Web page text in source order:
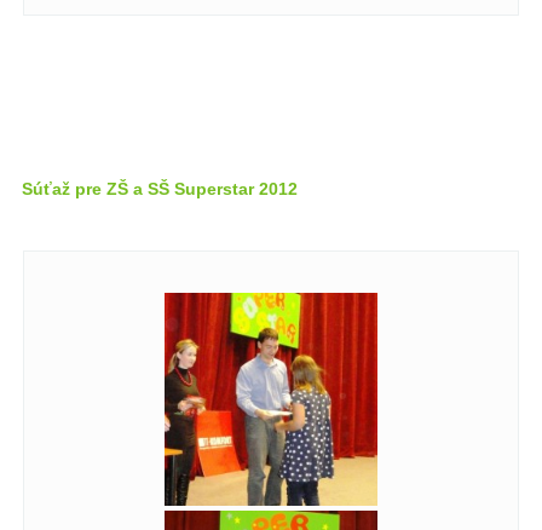
Súťaž pre ZŠ a SŠ Superstar 2012